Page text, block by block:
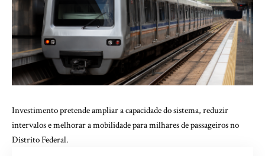
Investimento pretende ampliar a capacidade do sistema, reduzir
intervalos e melhorar a mobilidade para milhares de passageiros no
Distrito Federal.